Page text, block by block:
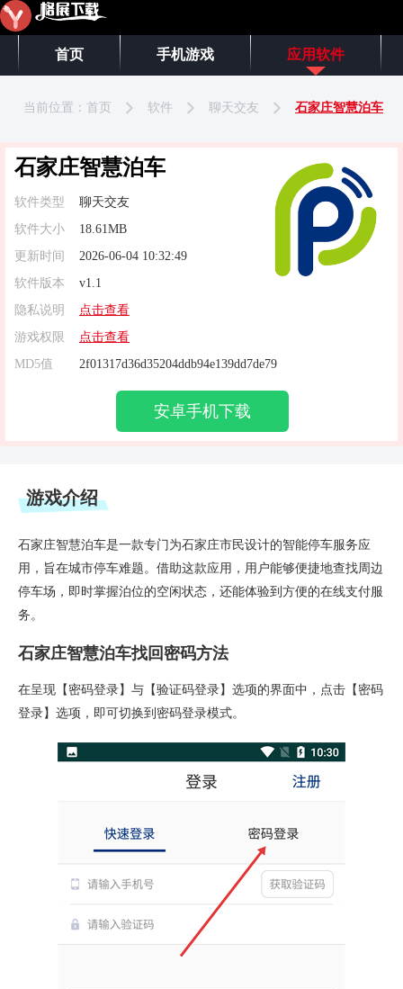
首页 手机游戏 应用软件
当前位置： 首页 软件 聊天交友 石家庄智慧泊车
石家庄智慧泊车
软件类型
聊天交友
软件大小
18.61MB
更新时间
2026-06-04 10:32:49
软件版本
v1.1
隐私说明
点击查看
游戏权限
点击查看
MD5值
2f01317d36d35204ddb94e139dd7de79
安卓手机下载
游戏介绍
石家庄智慧泊车是一款专门为石家庄市民设计的智能停车服务应
用，旨在城市停车难题。借助这款应用，用户能够便捷地查找周边
停车场，即时掌握泊位的空闲状态，还能体验到方便的在线支付服
务。
石家庄智慧泊车找回密码方法
在呈现【密码登录】与【验证码登录】选项的界面中，点击【密码
登录】选项，即可切换到密码登录模式。